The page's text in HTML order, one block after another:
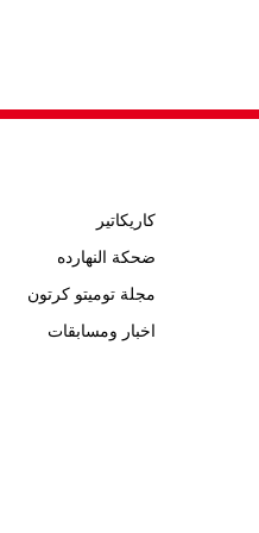
كاريكاتير
ضحكة النهارده
مجلة توميتو كرتون
اخبار ومسابقات